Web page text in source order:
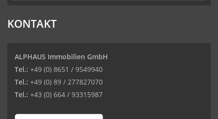
KONTAKT
ALPHAUS Immobilien GmbH
Tel.: +49 (0) 8651 / 9549940
Tel.: +49 (0) 89 / 277827070
Tel.: +43 (0) 664 / 93315987